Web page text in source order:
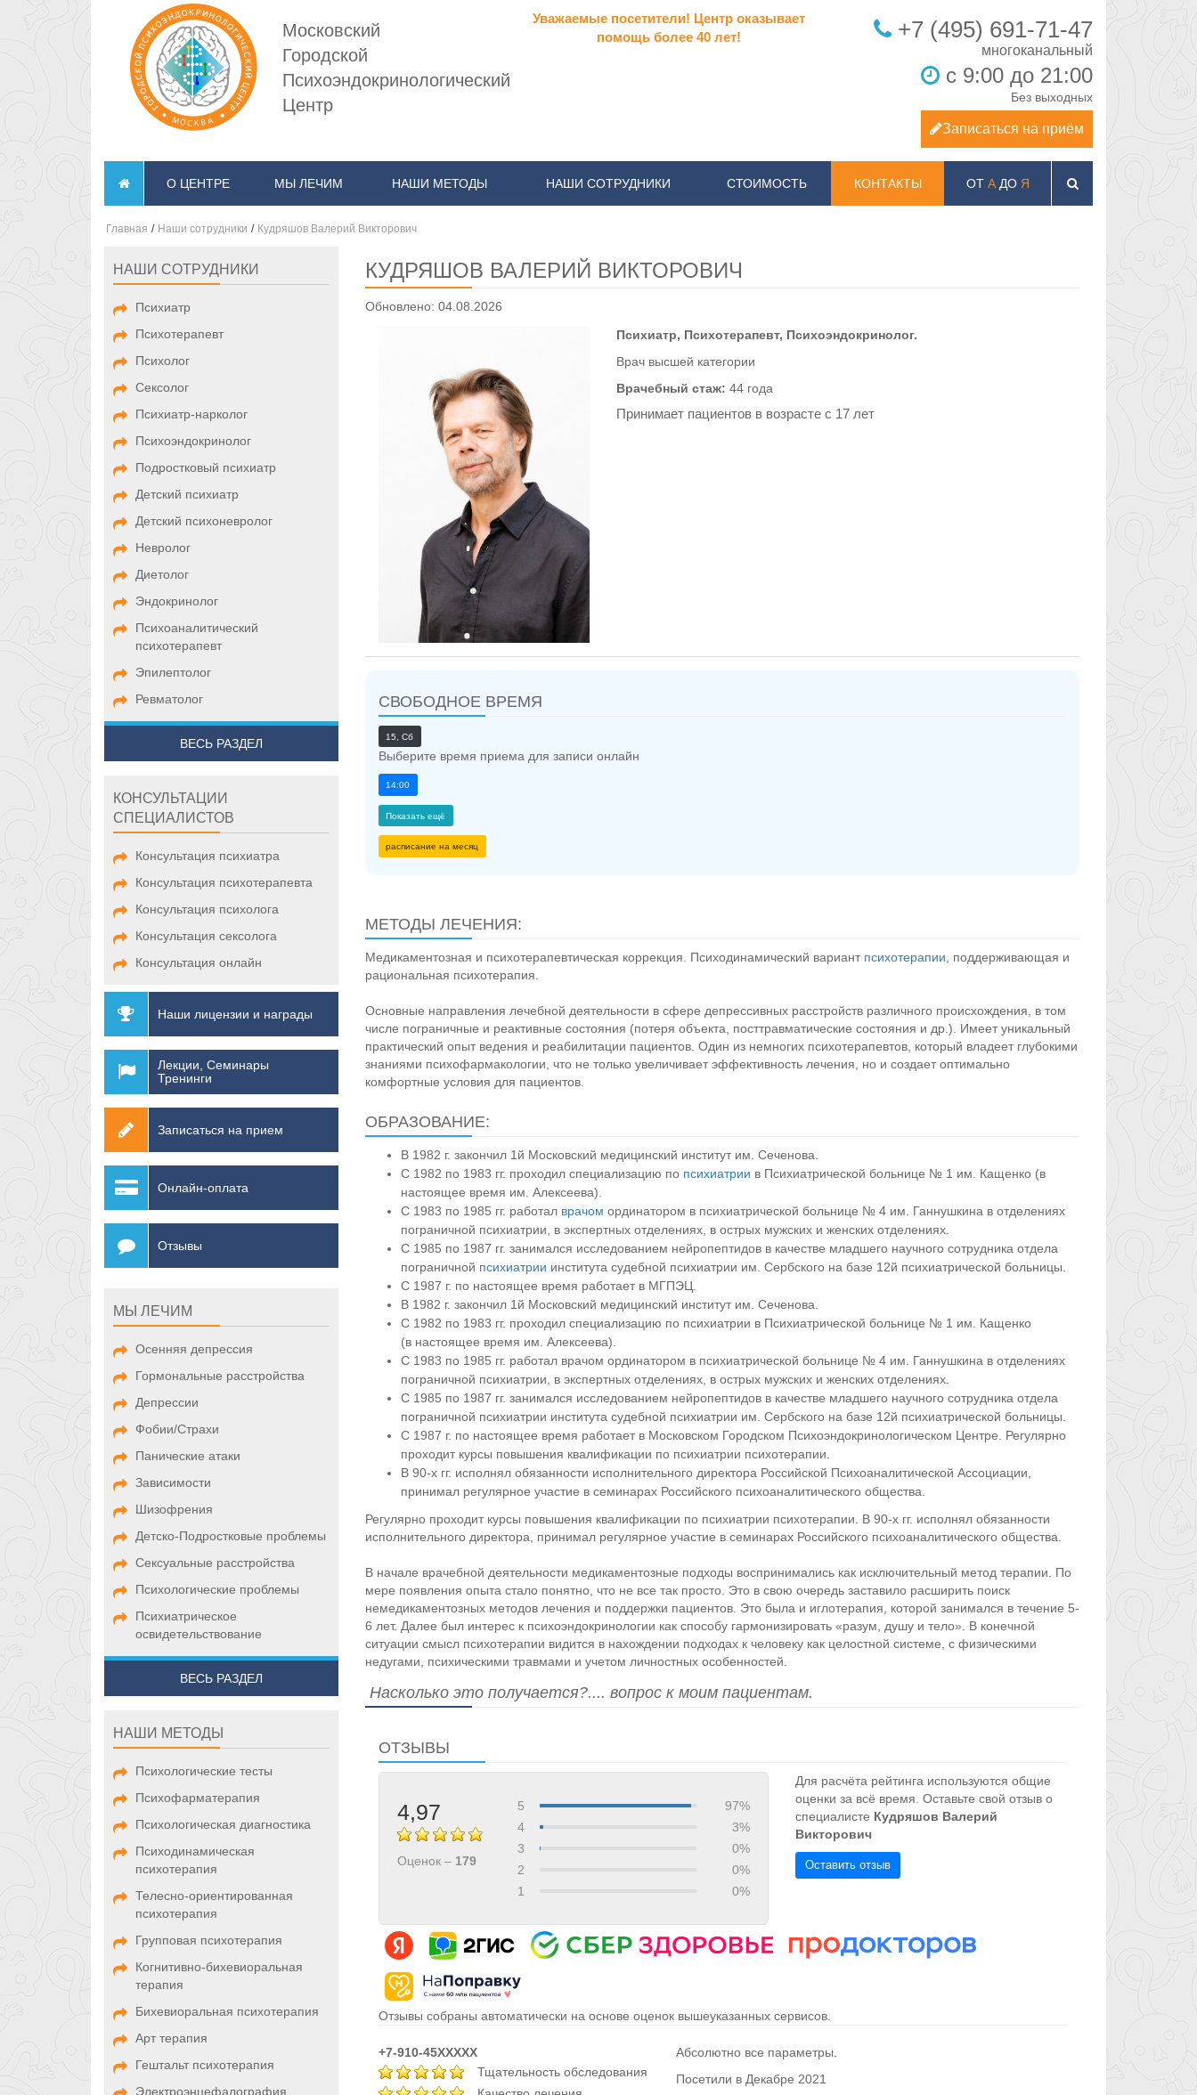
Московский
Городской
Психоэндокринологический
Центр
Уважаемые посетители! Центр оказывает
помощь более 40 лет!
+7 (495) 691-71-47
с 9:00 до 21:00
Без выходных
Записаться на приём
О ЦЕНТРЕ МЫ ЛЕЧИМ НАШИ МЕТОДЫ НАШИ СОТРУДНИКИ СТОИМОСТЬ КОНТАКТЫ ОТ АДО Я
Главная / Наши сотрудники / Кудряшов Валерий Викторович
НАШИ СОТРУДНИКИ
Психиатр
Психотерапевт
Психолог
Сексолог
Психиатр-нарколог
Психоэндокринолог
Подростковый психиатр
Детский психиатр
Детский психоневролог
Невролог
Диетолог
Эндокринолог
Психоаналитический
психотерапевт
Эпилептолог
Ревматолог
ВЕСЬ РАЗДЕЛ
КОНСУЛЬТАЦИИ
СПЕЦИАЛИСТОВ
Консультация психиатра
Консультация психотерапевта
Консультация психолога
Консультация сексолога
Консультация онлайн
Наши лицензии и награды
Лекции, Семинары
Тренинги
Записаться на прием
Онлайн-оплата
Отзывы
МЫ ЛЕЧИМ
Осенняя депрессия
Гормональные расстройства
Депрессии
Фобии/Страхи
Панические атаки
Зависимости
Шизофрения
Детско-Подростковые проблемы
Сексуальные расстройства
Психологические проблемы
Психиатрическое
освидетельствование
ВЕСЬ РАЗДЕЛ
НАШИ МЕТОДЫ
Психологические тесты
Психофарматерапия
Психологическая диагностика
Психодинамическая
психотерапия
Телесно-ориентированная
психотерапия
Групповая психотерапия
Когнитивно-бихевиоральная
терапия
Бихевиоральная психотерапия
Арт терапия
Гештальт психотерапия
Электроэнцефалография
КУДРЯШОВ ВАЛЕРИЙ ВИКТОРОВИЧ
Обновлено: 04.08.2026
Психиатр, Психотерапевт, Психоэндокринолог.
Врач высшей категории
Врачебный стаж: 44 года
Принимает пациентов в возрасте c 17 лет
СВОБОДНОЕ ВРЕМЯ
15, Сб
Выберите время приема для записи онлайн
14:00
Показать ещё
расписание на месяц
МЕТОДЫ ЛЕЧЕНИЯ:
Медикаментозная и психотерапевтическая коррекция. Психодинамический вариант психотерапии , поддерживающая и
рациональная психотерапия.
Основные направления лечебной деятельности в сфере депрессивных расстройств различного происхождения, в том
числе пограничные и реактивные состояния (потеря объекта, посттравматические состояния и др.). Имеет уникальный
практический опыт ведения и реабилитации пациентов. Один из немногих психотерапевтов, который владеет глубокими
знаниями психофармакологии, что не только увеличивает эффективность лечения, но и создает оптимально
комфортные условия для пациентов.
ОБРАЗОВАНИЕ:
В 1982 г. закончил 1й Московский медицинский институт им. Сеченова.
С 1982 по 1983 гг. проходил специализацию по психиатрии в Психиатрической больнице № 1 им. Кащенко (в
настоящее время им. Алексеева).
С 1983 по 1985 гг. работал врачом ординатором в психиатрической больнице № 4 им. Ганнушкина в отделениях
пограничной психиатрии, в экспертных отделениях, в острых мужских и женских отделениях.
С 1985 по 1987 гг. занимался исследованием нейропептидов в качестве младшего научного сотрудника отдела
пограничной психиатрии института судебной психиатрии им. Сербского на базе 12й психиатрической больницы.
С 1987 г. по настоящее время работает в МГПЭЦ.
В 1982 г. закончил 1й Московский медицинский институт им. Сеченова.
С 1982 по 1983 гг. проходил специализацию по психиатрии в Психиатрической больнице № 1 им. Кащенко
(в настоящее время им. Алексеева).
С 1983 по 1985 гг. работал врачом ординатором в психиатрической больнице № 4 им. Ганнушкина в отделениях
пограничной психиатрии, в экспертных отделениях, в острых мужских и женских отделениях.
С 1985 по 1987 гг. занимался исследованием нейропептидов в качестве младшего научного сотрудника отдела
пограничной психиатрии института судебной психиатрии им. Сербского на базе 12й психиатрической больницы.
С 1987 г. по настоящее время работает в Московском Городском Психоэндокринологическом Центре. Регулярно
проходит курсы повышения квалификации по психиатрии психотерапии.
В 90-х гг. исполнял обязанности исполнительного директора Российской Психоаналитической Ассоциации,
принимал регулярное участие в семинарах Российского психоаналитического общества.
Регулярно проходит курсы повышения квалификации по психиатрии психотерапии. В 90-х гг. исполнял обязанности
исполнительного директора, принимал регулярное участие в семинарах Российского психоаналитического общества.
В начале врачебной деятельности медикаментозные подходы воспринимались как исключительный метод терапии. По
мере появления опыта стало понятно, что не все так просто. Это в свою очередь заставило расширить поиск
немедикаментозных методов лечения и поддержки пациентов. Это была и иглотерапия, которой занимался в течение 5-
6 лет. Далее был интерес к психоэндокринологии как способу гармонизировать «разум, душу и тело». В конечной
ситуации смысл психотерапии видится в нахождении подходах к человеку как целостной системе, с физическими
недугами, психическими травмами и учетом личностных особенностей.
Насколько это получается?.... вопрос к моим пациентам.
ОТЗЫВЫ
4,97
Оценок – 179
5
97%
4
3%
3
0%
2
0%
1
0%
Для расчёта рейтинга используются общие
оценки за всё время. Оставьте свой отзыв о
специалисте Кудряшов Валерий
Викторович
Оставить отзыв
Отзывы собраны автоматически на основе оценок вышеуказанных сервисов.
+7-910-45XXXXX
Тщательность обследования
Абсолютно все параметры.
Посетили в Декабре 2021